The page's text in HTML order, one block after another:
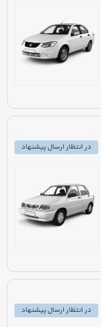
در انتظار ارسال پیشنهاد
در انتظار ارسال پیشنهاد